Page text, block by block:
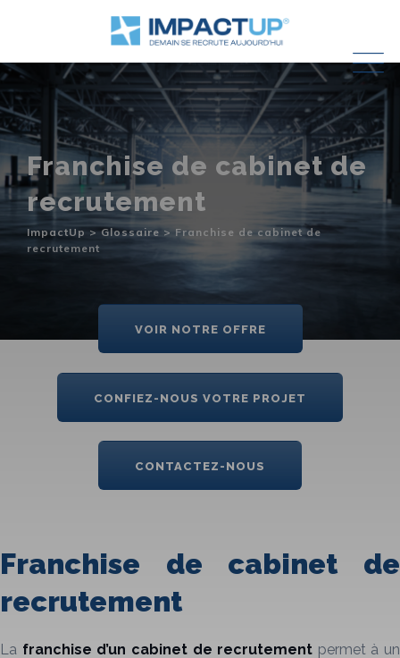
Franchise de cabinet de
recrutement
ImpactUp > Glossaire >Franchise de cabinet de
recrutement
VOIR NOTRE OFFRE
CONFIEZ-NOUS VOTRE PROJET
CONTACTEZ-NOUS
Franchise de cabinet de
recrutement
La franchise d’un cabinet de recrutement permet à un